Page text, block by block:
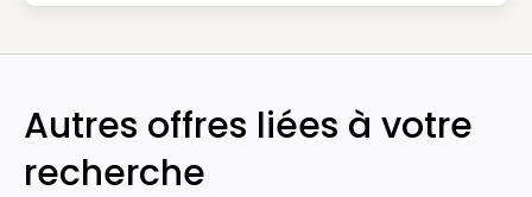
Autres offres liées à votre
recherche